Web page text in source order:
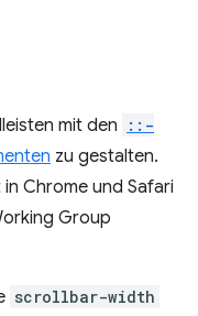
mit den
::-
zu gestalten.
Chrome und Safari
Group
scrollbar-width